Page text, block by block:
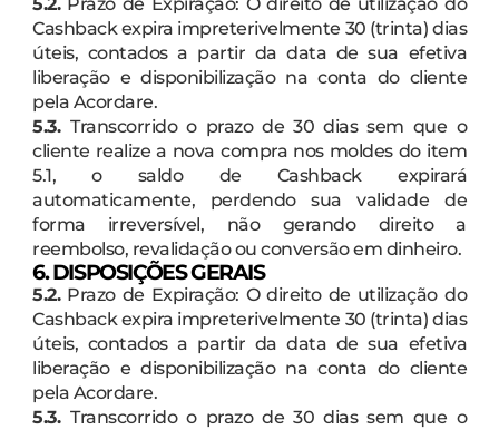
5.2.Prazo de Expiração: O direito de utilização do
Cashback expira impreterivelmente 30 (trinta) dias
úteis, contados a partir da data de sua efetiva
liberação e disponibilização na conta do cliente
pela Acordare.
5.3.Transcorrido o prazo de 30 dias sem que o
cliente realize a nova compra nos moldes do item
5.1, o saldo de Cashback expirará
automaticamente, perdendo sua validade de
forma irreversível, não gerando direito a
reembolso, revalidação ou conversão em dinheiro.
6. DISPOSIÇÕES GERAIS
5.2.Prazo de Expiração: O direito de utilização do
Cashback expira impreterivelmente 30 (trinta) dias
úteis, contados a partir da data de sua efetiva
liberação e disponibilização na conta do cliente
pela Acordare.
5.3.Transcorrido o prazo de 30 dias sem que o